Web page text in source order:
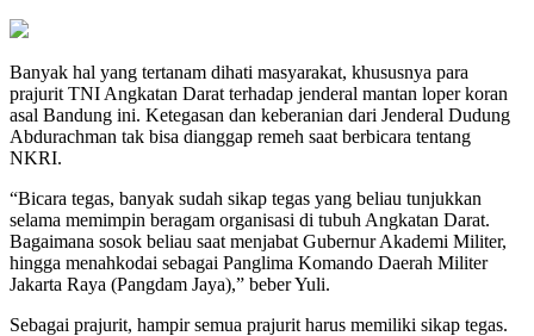
Banyak hal yang tertanam dihati masyarakat, khususnya para
prajurit TNI Angkatan Darat terhadap jenderal mantan loper koran
asal Bandung ini. Ketegasan dan keberanian dari Jenderal Dudung
Abdurachman tak bisa dianggap remeh saat berbicara tentang
NKRI.
“Bicara tegas, banyak sudah sikap tegas yang beliau tunjukkan
selama memimpin beragam organisasi di tubuh Angkatan Darat.
Bagaimana sosok beliau saat menjabat Gubernur Akademi Militer,
hingga menahkodai sebagai Panglima Komando Daerah Militer
Jakarta Raya (Pangdam Jaya),” beber Yuli.
Sebagai prajurit, hampir semua prajurit harus memiliki sikap tegas.